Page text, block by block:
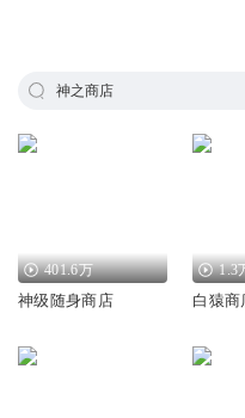
神之商店
401.6万
神级随身商店
1.3
白猿商